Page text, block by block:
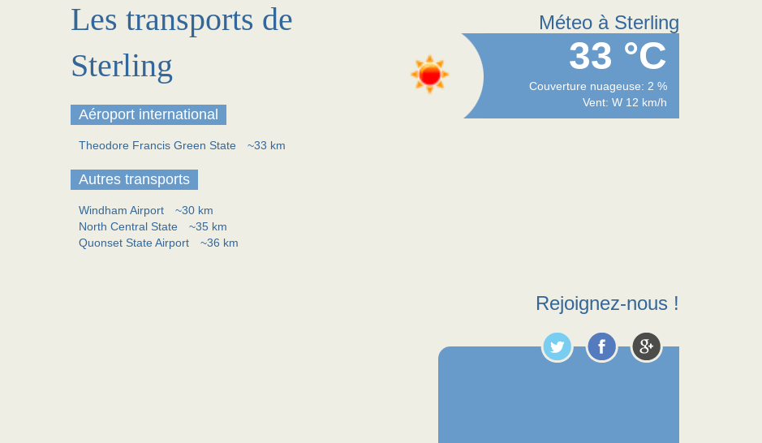
Les transports de
Sterling
Aéroport international
Theodore Francis Green State ~33 km
Autres transports
Windham Airport
~30 km
North Central State
~35 km
Quonset State Airport
~36 km
Méteo à Sterling
33 °C
Couverture nuageuse: 2 %
Vent: W 12 km/h
Rejoignez-nous !